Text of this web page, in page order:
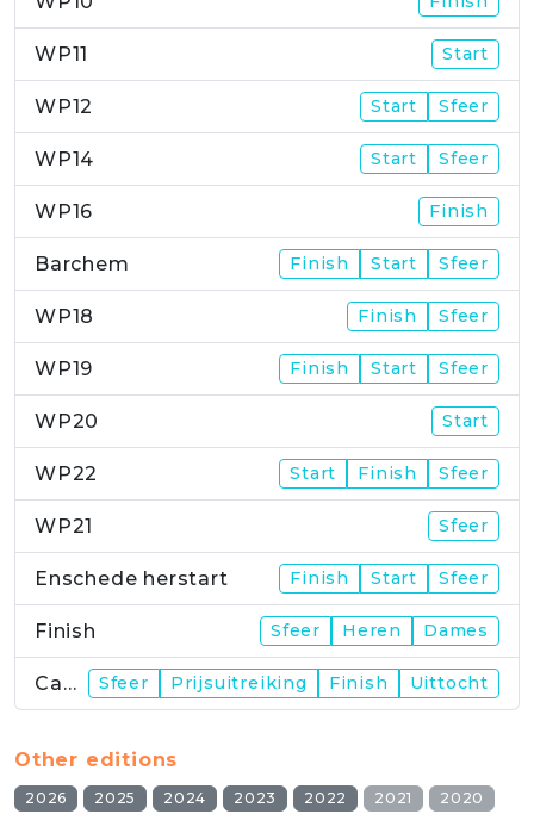
WP11 Start
WP12 Start Sfeer
WP14 Start Sfeer
WP16 Finish
Barchem Finish Start Sfeer
WP18 Finish Sfeer
WP19 Finish Start Sfeer
WP20 Start
WP22 Start Finish Sfeer
WP21 Sfeer
Enschede herstart Finish Start Sfeer
Finish Sfeer Heren Dames
Campus Sfeer Prijsuitreiking Finish Uittocht
Other editions
2026 2025 2024 2023 2022 2021
2020